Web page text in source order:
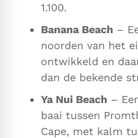
1.100.
Banana Beach –
noorden van het
ontwikkeld en
dan de bekende
Ya Nui Beach –
baai tussen
Cape, met kalm